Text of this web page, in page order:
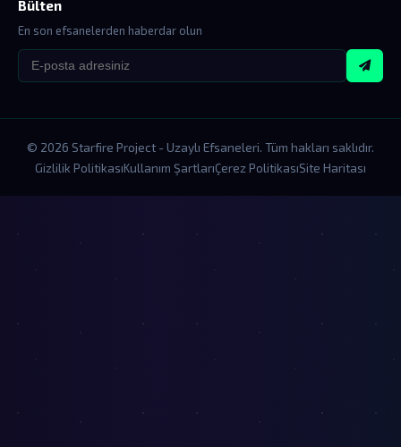
Bülten
En son efsanelerden haberdar olun
© 2026 Starfire Project - Uzaylı Efsaneleri. Tüm hakları saklıdır.
Gizlilik PolitikasıKullanım ŞartlarıÇerez PolitikasıSite Haritası